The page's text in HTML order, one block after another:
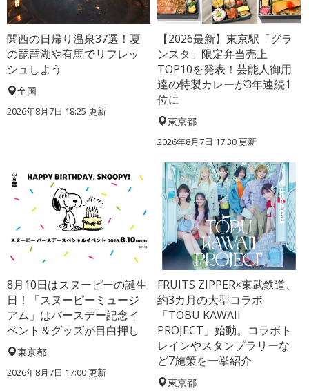
関西の日帰り温泉37選！夏
の琵琶湖や有馬でリフレッ
シュしよう
全国
2026年8月7日 18:25 更新
【2026最新】東京駅「グラ
ンスタ」限定弁当売上
TOP10を発表！芸能人御用
達の特製カレーが3年連続1
位に
東京都
2026年8月7日 17:30更新
8月10日はスヌーピーの誕生
日！「スヌーピーミュージ
アム」はバースデー記念イ
ベント＆グッズが目白押し
東京都
2026年8月7日 17:00更新
FRUITS ZIPPER×東武鉄道、
約3カ月の大型コラボ
「TOBU KAWAII
PROJECT」始動。コラボト
レインやスタンプラリーな
ど7施策を一挙紹介
東京都